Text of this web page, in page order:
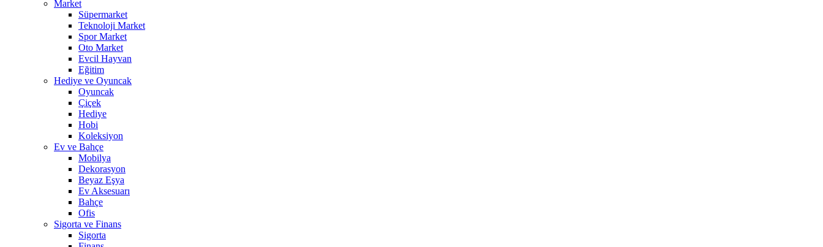
Market
Süpermarket
Teknoloji Market
Spor Market
Oto Market
Evcil Hayvan
Eğitim
Hediye ve Oyuncak
Oyuncak
Çiçek
Hediye
Hobi
Koleksiyon
Ev ve Bahçe
Mobilya
Dekorasyon
Beyaz Eşya
Ev Aksesuarı
Bahçe
Ofis
Sigorta ve Finans
Sigorta